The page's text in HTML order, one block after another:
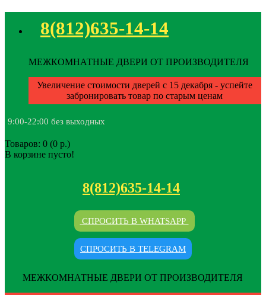
8(812)635-14-14
МЕЖКОМНАТНЫЕ ДВЕРИ ОТ ПРОИЗВОДИТЕЛЯ
Увеличение стоимости дверей с 15 декабря - успейте
забронировать товар по старым ценам
9:00-22:00 без выходных
Товаров: 0 (0 р.)
В корзине пусто!
8(812)635-14-14
СПРОСИТЬ В WHATSAPP
СПРОСИТЬ В TELEGRAM
МЕЖКОМНАТНЫЕ ДВЕРИ ОТ ПРОИЗВОДИТЕЛЯ